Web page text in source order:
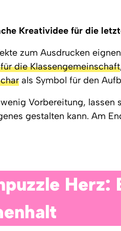
Kreatividee für die
zum Ausdrucken
die Klassengemeinschaft
als Symbol für den
Vorbereitung,
gestalten kann. Am